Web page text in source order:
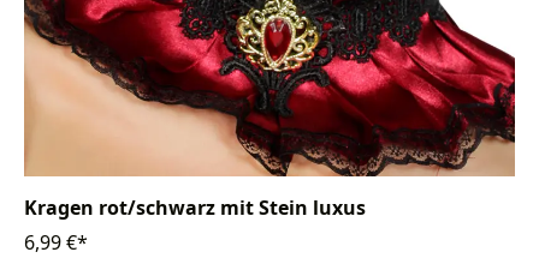
Kragen rot/schwarz mit Stein luxus
6,99 €*